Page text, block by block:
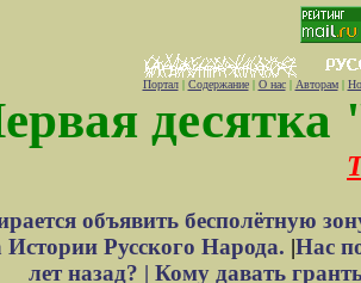
Портал| Содержание| О нас| Авторам|
десятка
объявить бесполётную
Истории Русского Народа. |Нас
лет назад? | Кому давать